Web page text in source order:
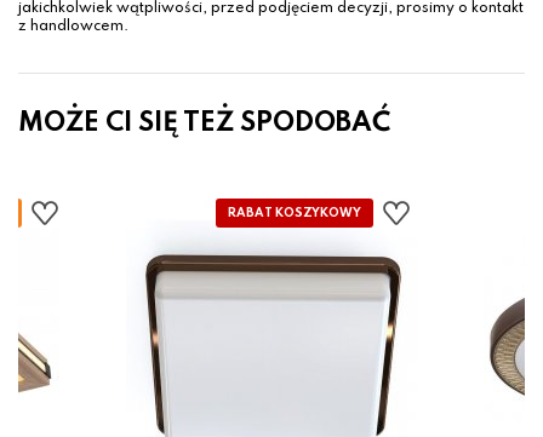
jakichkolwiek wątpliwości, przed podjęciem decyzji, prosimy o kontakt
z handlowcem.
MOŻE CI SIĘ TEŻ SPODOBAĆ